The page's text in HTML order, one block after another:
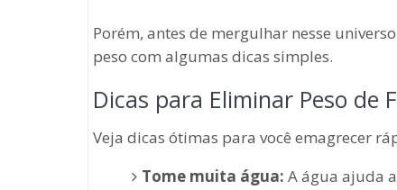
Porém, antes de mergulhar nesse
peso com algumas dicas simples.
Dicas para Eliminar Peso de
Veja dicas ótimas para você emagrecer
Tome muita água: A água ajuda